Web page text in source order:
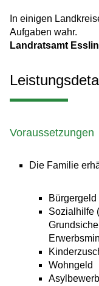
In einigen
Aufgaben wahr.
Landratsamt
Voraussetzungen
Die Familie
Bürgergeld
Sozialhilfe
Wohngeld